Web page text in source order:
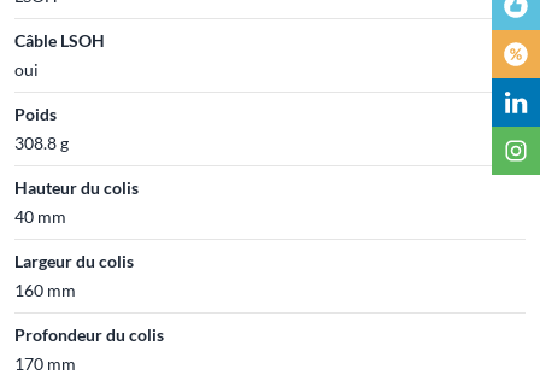
Câble LSOH
oui
Poids
308.8 g
Hauteur du colis
40 mm
Largeur du colis
160 mm
Profondeur du colis
170 mm